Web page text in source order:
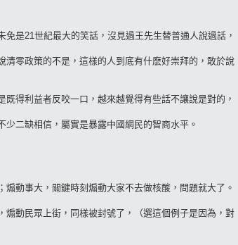
是21世紀最大的笑話，沒見過王先生替普通人說過話，
零政策的不是，這樣的人到底有什麽好崇拜的，敢於說
得利益者反咬一口，越來越覺得有些話不讓說是對的，
二缺相信，屬實是暴露中國網民的智商水平。
動事大，關鍵時刻煽動大家不去做核酸，問題就大了。
動民眾上街，同樣被封號了，（選這個例子是因為，對